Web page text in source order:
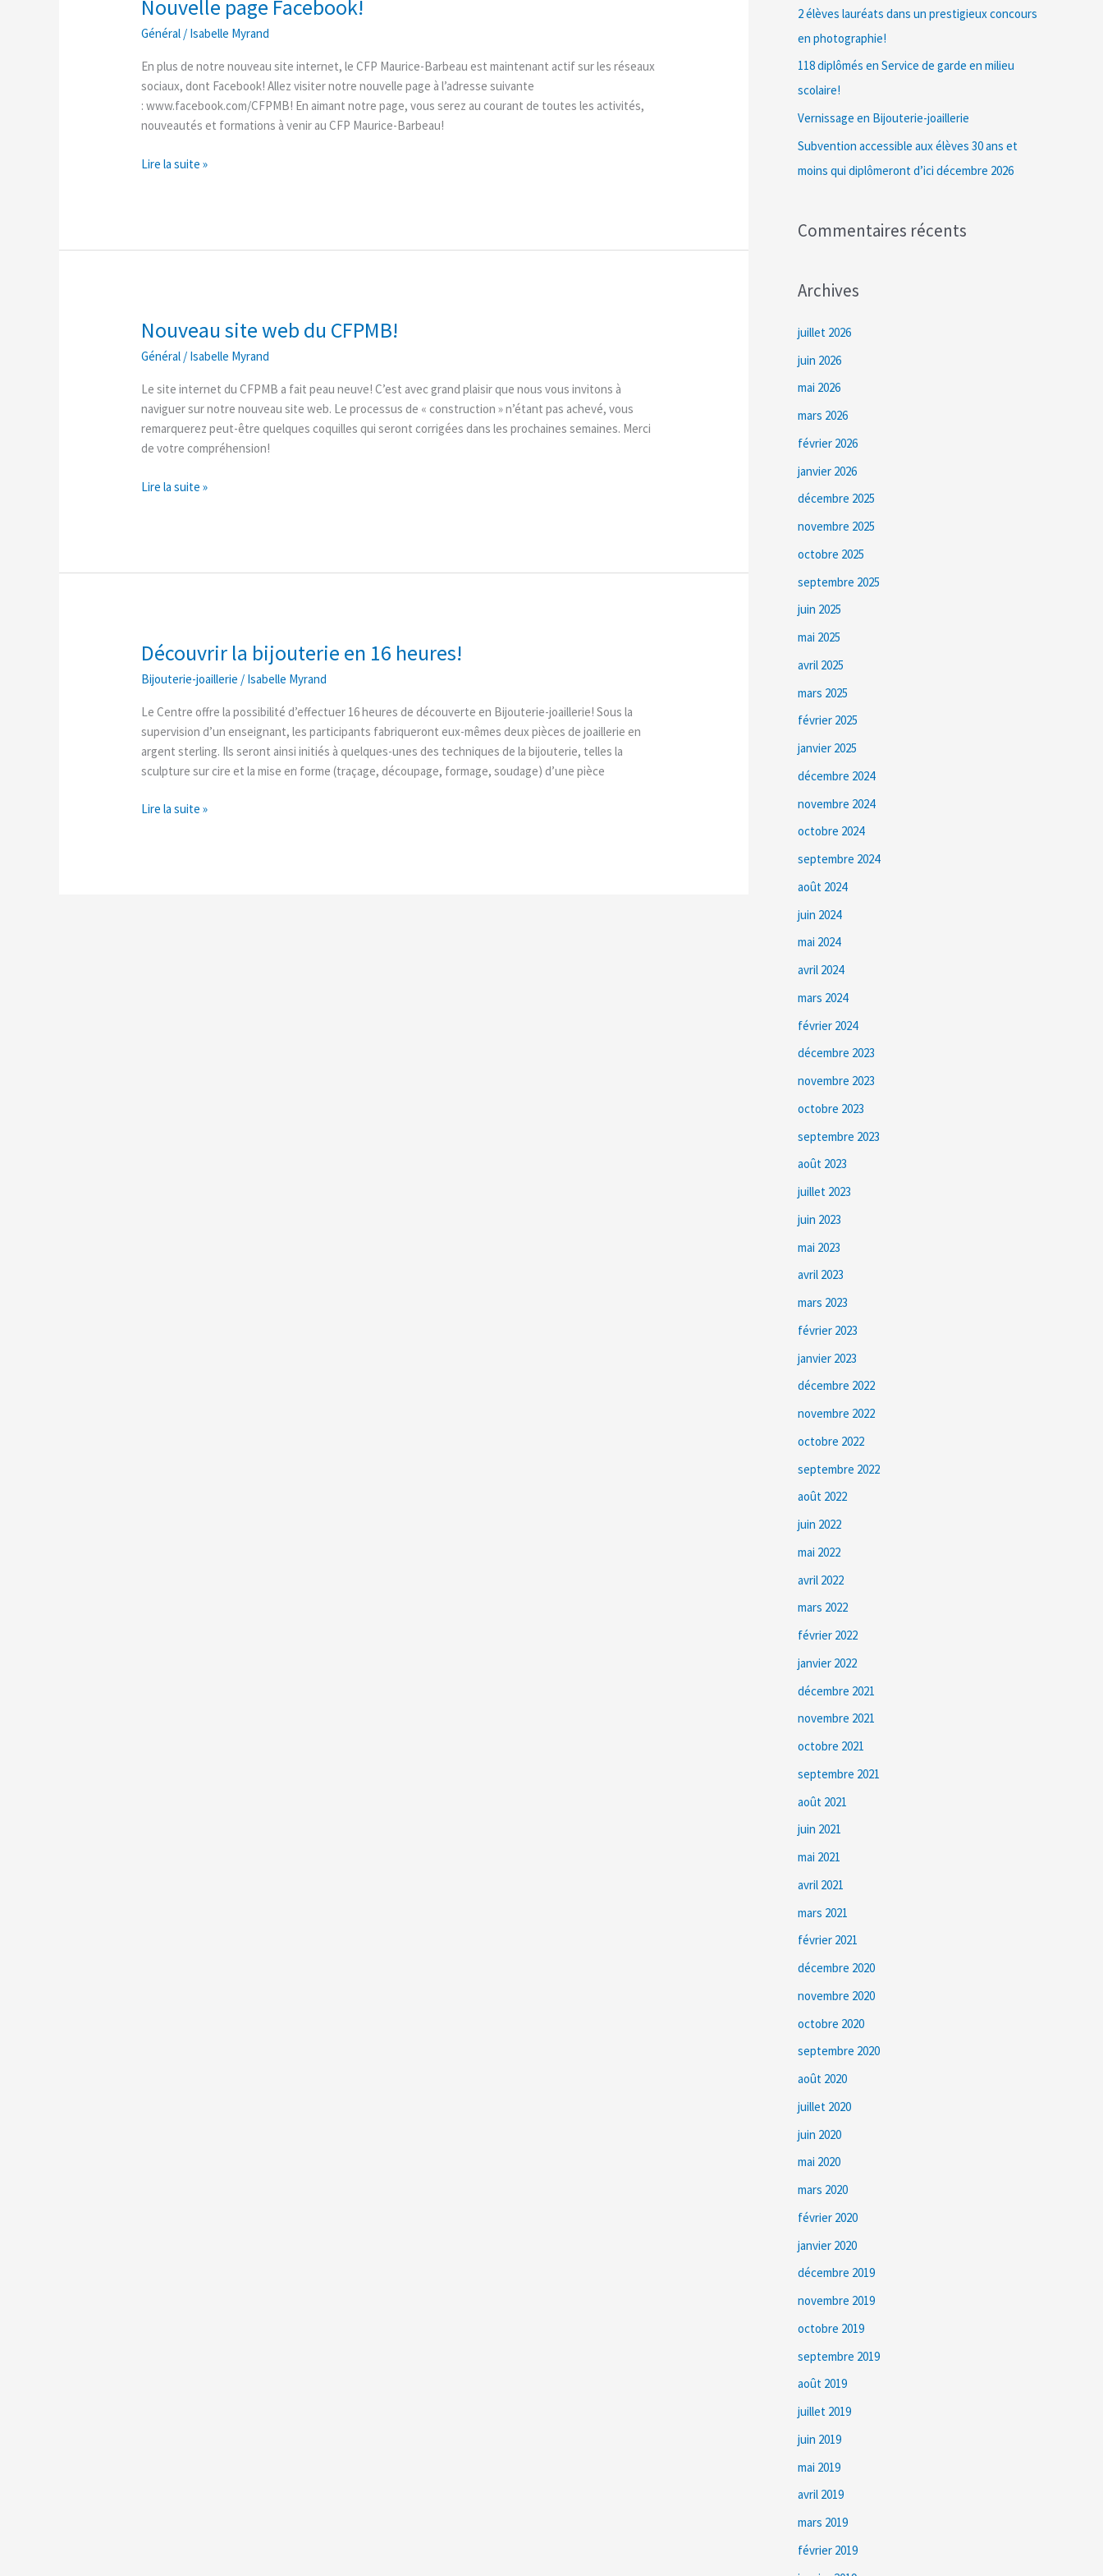
Nouvelle page Facebook!
Général / Isabelle Myrand
En plus de notre nouveau site internet, le CFP Maurice-Barbeau est maintenant actif sur les réseaux
sociaux, dont Facebook! Allez visiter notre nouvelle page à l’adresse suivante
: www.facebook.com/CFPMB! En aimant notre page, vous serez au courant de toutes les activités,
nouveautés et formations à venir au CFP Maurice-Barbeau!
Facebook!
Lire la suite »
Nouveau site web du CFPMB!
Général / Isabelle Myrand
Le site internet du CFPMB a fait peau neuve! C’est avec grand plaisir que nous vous invitons à
naviguer sur notre nouveau site web. Le processus de « construction » n’étant pas achevé, vous
remarquerez peut-être quelques coquilles qui seront corrigées dans les prochaines semaines. Merci
de votre compréhension!
Nouveau
web
du
CFPMB!
Lire la suite »
Découvrir la bijouterie en 16 heures!
Bijouterie-joaillerie / Isabelle Myrand
Le Centre offre la possibilité d’effectuer 16 heures de découverte en Bijouterie-joaillerie! Sous la
supervision d’un enseignant, les participants fabriqueront eux-mêmes deux pièces de joaillerie en
argent sterling. Ils seront ainsi initiés à quelques-unes des techniques de la bijouterie, telles la
sculpture sur cire et la mise en forme (traçage, découpage, formage, soudage) d’une pièce
Découvrir
bijouterie
en
16
heures!
Lire la suite »
2 élèves lauréats dans un prestigieux concours
en photographie!
118 diplômés en Service de garde en milieu
scolaire!
Vernissage en Bijouterie-joaillerie
Subvention accessible aux élèves 30 ans et
moins qui diplômeront d’ici décembre 2026
Commentaires récents
Archives
juillet 2026
juin 2026
mai 2026
mars 2026
février 2026
janvier 2026
décembre 2025
novembre 2025
octobre 2025
septembre 2025
juin 2025
mai 2025
avril 2025
mars 2025
février 2025
janvier 2025
décembre 2024
novembre 2024
octobre 2024
septembre 2024
août 2024
juin 2024
mai 2024
avril 2024
mars 2024
février 2024
décembre 2023
novembre 2023
octobre 2023
septembre 2023
août 2023
juillet 2023
juin 2023
mai 2023
avril 2023
mars 2023
février 2023
janvier 2023
décembre 2022
novembre 2022
octobre 2022
septembre 2022
août 2022
juin 2022
mai 2022
avril 2022
mars 2022
février 2022
janvier 2022
décembre 2021
novembre 2021
octobre 2021
septembre 2021
août 2021
juin 2021
mai 2021
avril 2021
mars 2021
février 2021
décembre 2020
novembre 2020
octobre 2020
septembre 2020
août 2020
juillet 2020
juin 2020
mai 2020
mars 2020
février 2020
janvier 2020
décembre 2019
novembre 2019
octobre 2019
septembre 2019
août 2019
juillet 2019
juin 2019
mai 2019
avril 2019
mars 2019
février 2019